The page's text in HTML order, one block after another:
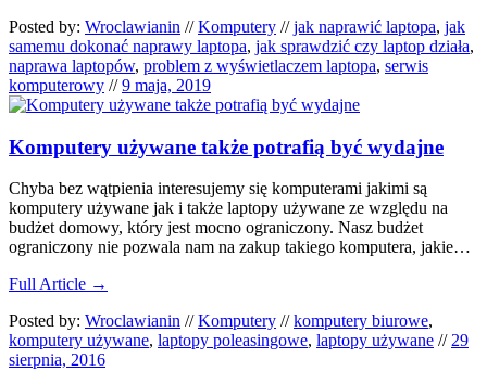
Posted by: Wroclawianin // Komputery // jak naprawić laptopa, jak
samemu dokonać naprawy laptopa, jak sprawdzić czy laptop działa,
naprawa laptopów, problem z wyświetlaczem laptopa, serwis
komputerowy // 9 maja, 2019
Komputery używane także potrafią być wydajne
Chyba bez wątpienia interesujemy się komputerami jakimi są
komputery używane jak i także laptopy używane ze względu na
budżet domowy, który jest mocno ograniczony. Nasz budżet
ograniczony nie pozwala nam na zakup takiego komputera, jakie…
Full Article →
Posted by: Wroclawianin // Komputery // komputery biurowe,
komputery używane, laptopy poleasingowe, laptopy używane // 29
sierpnia, 2016